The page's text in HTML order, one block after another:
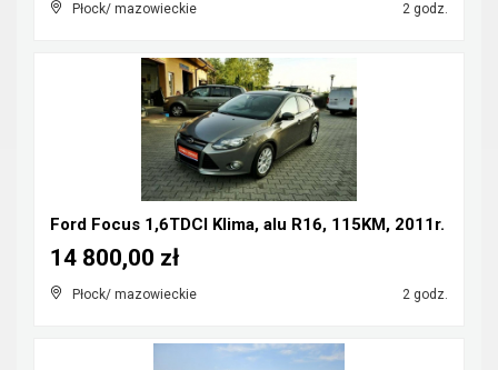
Płock/ mazowieckie 2 godz.
Ford Focus 1,6TDCI Klima, alu R16, 115KM, 2011r.
Płock/ mazowieckie 2 godz.
14 800,00 zł